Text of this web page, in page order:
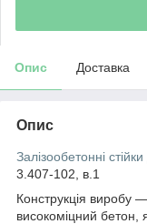
Опис Доставка
Опис
Залізообетонні
3.407-102, в.1
Конструкція виробу
високоміцний бетон,